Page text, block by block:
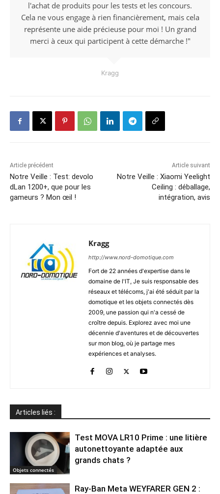
l'achat de produits pour les tests et les concours.
Cela ne vous engage à rien financièrement, mais cela
représente une aide précieuse pour moi ! Un grand
merci à ceux qui participent à cette démarche !"
Kragg
Article précédent
Notre Veille : Test: devolo
dLan 1200+, que pour les
gameurs ? Mon œil !
Article suivant
Notre Veille : Xiaomi Yeelight
Ceiling : déballage,
intégration, avis
Kragg
http://www.nord-domotique.com
Fort de 22 années d'expertise dans le
domaine de l'IT, Je suis responsable des
réseaux et télécoms, j'ai été séduit par la
domotique et les objets connectés dès
2009, une passion qui n'a cessé de
croître depuis. Explorez avec moi une
décennie d'aventures et de découvertes
sur mon blog, où je partage mes
expériences et analyses.
Articles liés :
Objets connectés
Test MOVA LR10 Prime : une litière
autonettoyante adaptée aux
grands chats ?
Ray-Ban Meta WEYFARER GEN 2 :